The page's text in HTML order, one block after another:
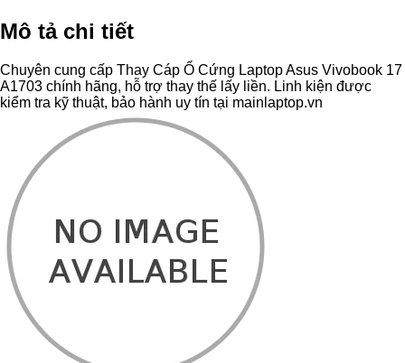
Mô tả chi tiết
Chuyên cung cấp Thay Cáp Ổ Cứng Laptop Asus Vivobook 17
A1703 chính hãng, hỗ trợ thay thế lấy liền. Linh kiện được
kiểm tra kỹ thuật, bảo hành uy tín tại mainlaptop.vn